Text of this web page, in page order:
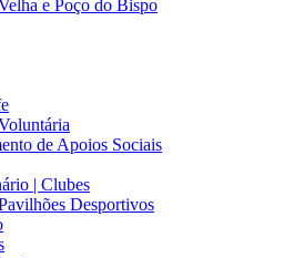
e Poço do Bispo
de Apoios Sociais
| Clubes
Desportivos